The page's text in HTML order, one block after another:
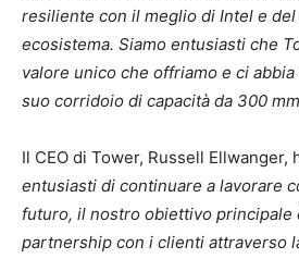
resiliente con il meglio di Intel e
ecosistema. Siamo entusiasti che
valore unico che offriamo e ci
suo corridoio di capacità da 300
Il CEO di Tower, Russell Ellwanger,
entusiasti di continuare a lavorare
futuro, il nostro obiettivo principale
partnership con i clienti attraverso